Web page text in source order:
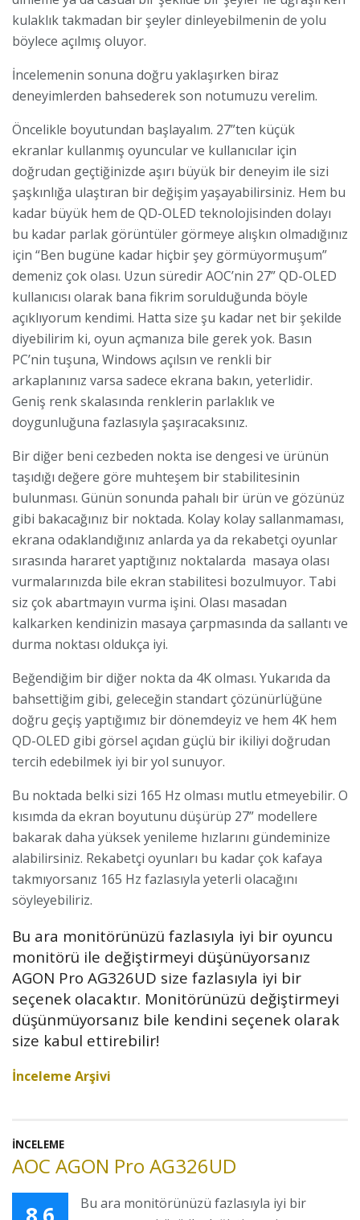
kulaklık takmadan bir şeyler dinleyebilmenin de yolu
böylece açılmış oluyor.
İncelemenin sonuna doğru yaklaşırken biraz
deneyimlerden bahsederek son notumuzu verelim.
Öncelikle boyutundan başlayalım. 27”ten küçük
ekranlar kullanmış oyuncular ve kullanıcılar için
doğrudan geçtiğinizde aşırı büyük bir deneyim ile sizi
şaşkınlığa ulaştıran bir değişim yaşayabilirsiniz. Hem bu
kadar büyük hem de QD-OLED teknolojisinden dolayı
bu kadar parlak görüntüler görmeye alışkın olmadığınız
için “Ben bugüne kadar hiçbir şey görmüyormuşum”
demeniz çok olası. Uzun süredir AOC’nin 27” QD-OLED
kullanıcısı olarak bana fikrim sorulduğunda böyle
açıklıyorum kendimi. Hatta size şu kadar net bir şekilde
diyebilirim ki, oyun açmanıza bile gerek yok. Basın
PC’nin tuşuna, Windows açılsın ve renkli bir
arkaplanınız varsa sadece ekrana bakın, yeterlidir.
Geniş renk skalasında renklerin parlaklık ve
doygunluğuna fazlasıyla şaşıracaksınız.
Bir diğer beni cezbeden nokta ise dengesi ve ürünün
taşıdığı değere göre muhteşem bir stabilitesinin
bulunması. Günün sonunda pahalı bir ürün ve gözünüz
gibi bakacağınız bir noktada. Kolay kolay sallanmaması,
ekrana odaklandığınız anlarda ya da rekabetçi oyunlar
sırasında hararet yaptığınız noktalarda masaya olası
vurmalarınızda bile ekran stabilitesi bozulmuyor. Tabi
siz çok abartmayın vurma işini. Olası masadan
kalkarken kendinizin masaya çarpmasında da sallantı ve
durma noktası oldukça iyi.
Beğendiğim bir diğer nokta da 4K olması. Yukarıda da
bahsettiğim gibi, geleceğin standart çözünürlüğüne
doğru geçiş yaptığımız bir dönemdeyiz ve hem 4K hem
QD-OLED gibi görsel açıdan güçlü bir ikiliyi doğrudan
tercih edebilmek iyi bir yol sunuyor.
Bu noktada belki sizi 165 Hz olması mutlu etmeyebilir. O
kısımda da ekran boyutunu düşürüp 27” modellere
bakarak daha yüksek yenileme hızlarını gündeminize
alabilirsiniz. Rekabetçi oyunları bu kadar çok kafaya
takmıyorsanız 165 Hz fazlasıyla yeterli olacağını
söyleyebiliriz.
Bu ara monitörünüzü fazlasıyla iyi bir oyuncu
monitörü ile değiştirmeyi düşünüyorsanız
AGON Pro AG326UD size fazlasıyla iyi bir
seçenek olacaktır. Monitörünüzü değiştirmeyi
düşünmüyorsanız bile kendini seçenek olarak
size kabul ettirebilir!
İnceleme Arşivi
İNCELEME
AOC AGON Pro AG326UD
Bu ara monitörünüzü fazlasıyla iyi bir